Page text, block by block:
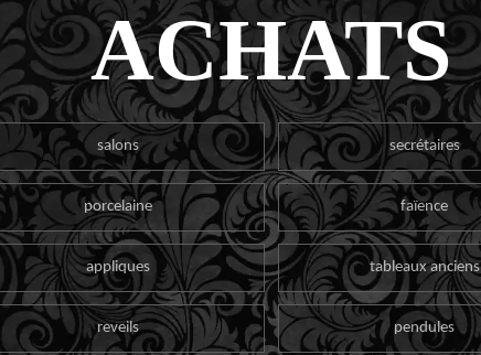
ACHATS
salons secrétaires
porcelaine faïence
appliques tableaux anciens
reveils pendules